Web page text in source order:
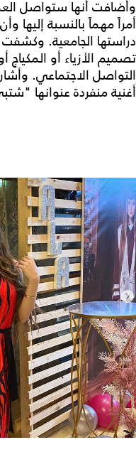
وأضافت أنها ستواصل
أمراً مهماً بالنسبة إليها
دراستها الجامعية.
تصميم الأزياء أو
التواصل الاجتماعي.
أغنية منفردة عنوانها